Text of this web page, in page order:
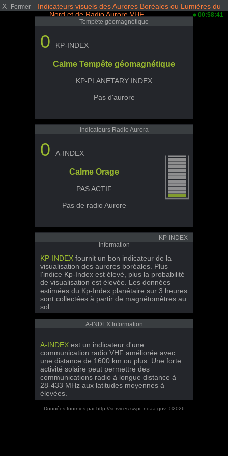
X Fermer
Indicateurs visuels des Aurores Boréales ou Lumières du
Nord et de Radio Aurore VHF
00:58:41
Tempête géomagnétique
0 KP-INDEX
Calme Tempête géomagnétique
KP-PLANETARY INDEX
Pas d'aurore
Indicateurs Radio Aurora
0 A-INDEX
Calme Orage
PAS ACTIF
Pas de radio Aurore
KP-INDEX
Information
KP-INDEX fournit un bon indicateur de la
visualisation des aurores boréales. Plus
l'indice Kp-Index est élevé, plus la probabilité
de visualisation est élevée. Les données
estimées du Kp-Index planétaire sur 3 heures
sont collectées à partir de magnétomètres au
sol.
A-INDEX Information
A-INDEX est un indicateur d'une
communication radio VHF améliorée avec
une distance de 1600 km ou plus. Une forte
activité solaire peut permettre des
communications radio à longue distance à
28-433 MHz aux latitudes moyennes à
élevées.
Données fournies par http://services.swpc.noaa.gov©2026